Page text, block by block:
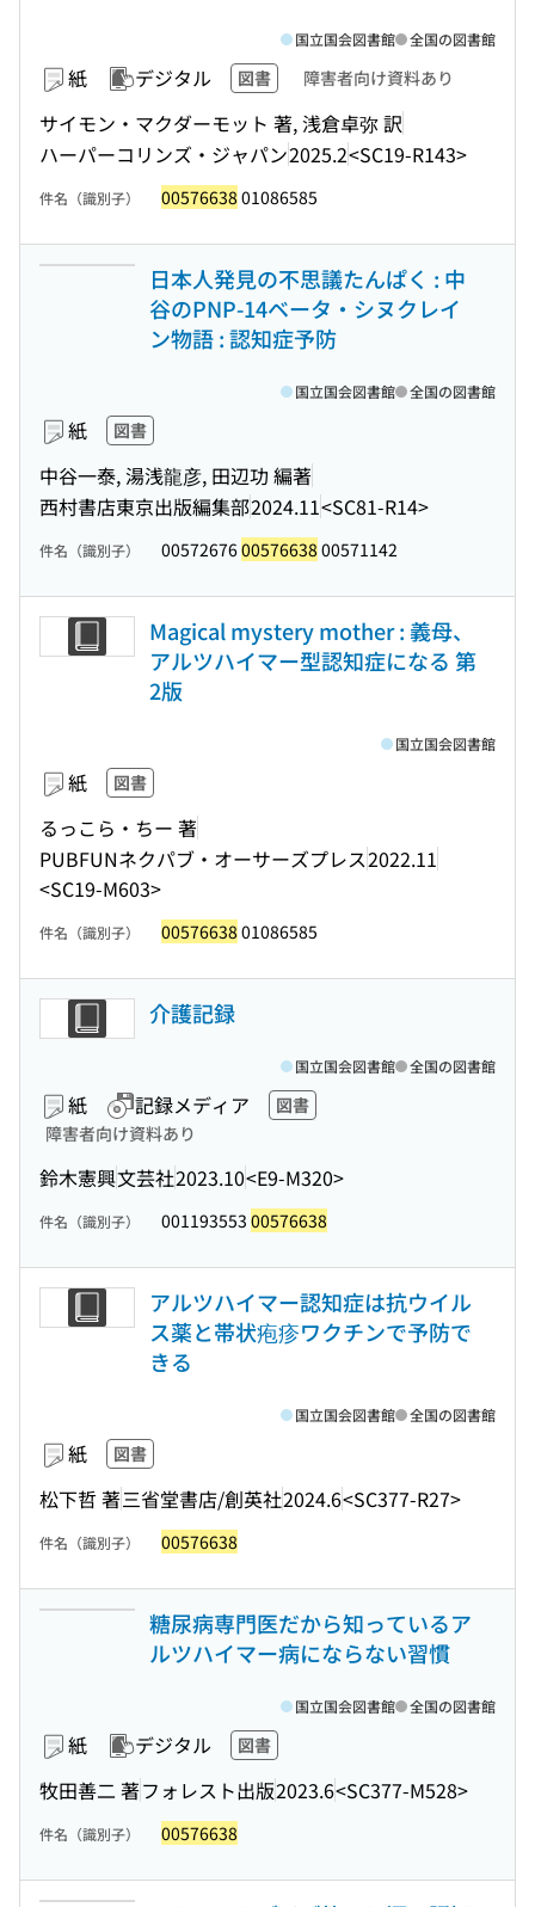
紙 デジタル 図書 障害者向け資料あり
サイモン・マクダーモット 著, 浅倉卓弥 訳
ハーパーコリンズ・ジャパン2025.2<SC19-R143>
国立国会図書館 全国の図書館
件名（識別子） 00576638 01086585
日本人発見の不思議たんぱく : 中
谷のPNP-14ベータ・シヌクレイ
ン物語 : 認知症予防
紙 図書
中谷一泰, 湯浅龍彦, 田辺功 編著
西村書店東京出版編集部2024.11<SC81-R14>
国立国会図書館 全国の図書館
件名（識別子） 0057267600576638 00571142
Magical mystery mother : 義母、
アルツハイマー型認知症になる 第
2版
紙 図書
るっこら・ちー 著
PUBFUNネクパブ・オーサーズプレス2022.11
<SC19-M603>
国立国会図書館
件名（識別子） 00576638 01086585
介護記録
紙 記録メディア
図書
障害者向け資料あり
鈴木憲興文芸社2023.10<E9-M320>
国立国会図書館 全国の図書館
件名（識別子） 001193553 00576638
アルツハイマー認知症は抗ウイル
ス薬と帯状疱疹ワクチンで予防で
きる
紙 図書
松下哲 著三省堂書店/創英社2024.6<SC377-R27>
国立国会図書館 全国の図書館
件名（識別子） 00576638
糖尿病専門医だから知っているア
ルツハイマー病にならない習慣
紙 デジタル 図書
牧田善二 著フォレスト出版2023.6<SC377-M528>
国立国会図書館 全国の図書館
件名（識別子） 00576638